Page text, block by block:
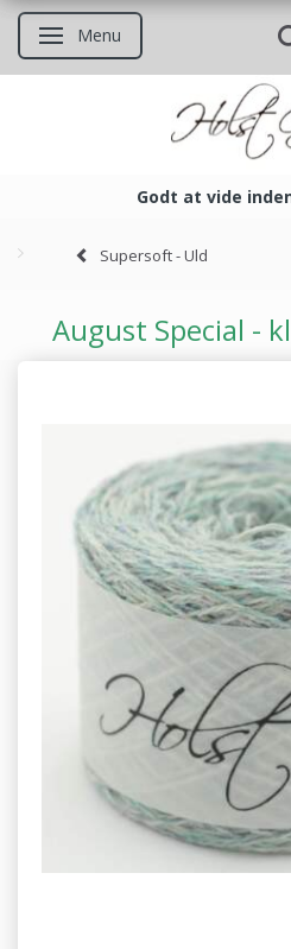
Skifte navigation
Menu
Godt at vide
Supersoft - Uld
August Special -